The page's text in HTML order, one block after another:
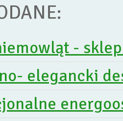
-
elegancki